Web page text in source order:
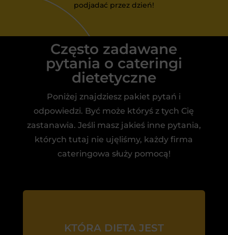
podjadać przez dzień!
Często zadawane
pytania o cateringi
dietetyczne
Poniżej znajdziesz pakiet pytań i
odpowiedzi. Być może któryś z tych Cię
zastanawia. Jeśli masz jakieś inne pytania,
których tutaj nie ujęliśmy, każdy firma
cateringowa służy pomocą!
KTÓRA DIETA JEST